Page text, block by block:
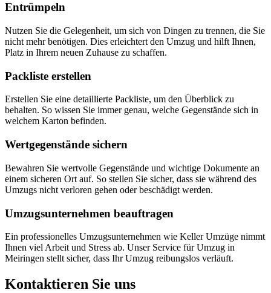
Entrümpeln
Nutzen Sie die Gelegenheit, um sich von Dingen zu trennen, die Sie
nicht mehr benötigen. Dies erleichtert den Umzug und hilft Ihnen,
Platz in Ihrem neuen Zuhause zu schaffen.
Packliste erstellen
Erstellen Sie eine detaillierte Packliste, um den Überblick zu
behalten. So wissen Sie immer genau, welche Gegenstände sich in
welchem Karton befinden.
Wertgegenstände sichern
Bewahren Sie wertvolle Gegenstände und wichtige Dokumente an
einem sicheren Ort auf. So stellen Sie sicher, dass sie während des
Umzugs nicht verloren gehen oder beschädigt werden.
Umzugsunternehmen beauftragen
Ein professionelles Umzugsunternehmen wie Keller Umzüge nimmt
Ihnen viel Arbeit und Stress ab. Unser Service für Umzug in
Meiringen stellt sicher, dass Ihr Umzug reibungslos verläuft.
Kontaktieren Sie uns